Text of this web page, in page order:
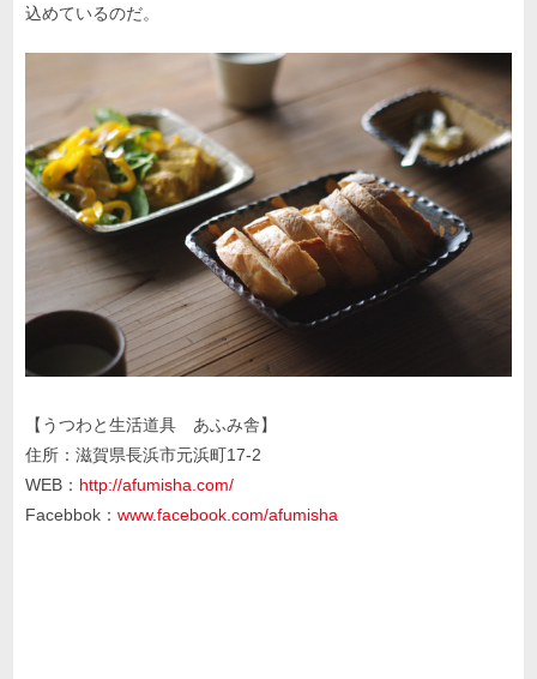
込めているのだ。
【うつわと生活道具 あふみ舎】
住所：滋賀県長浜市元浜町17-2
WEB： http://afumisha.com/
Facebbok：www.facebook.com/afumisha